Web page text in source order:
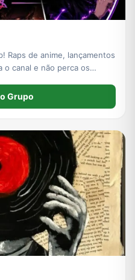
Raps de anime, lançamentos
o canal e não perca os
Grupo